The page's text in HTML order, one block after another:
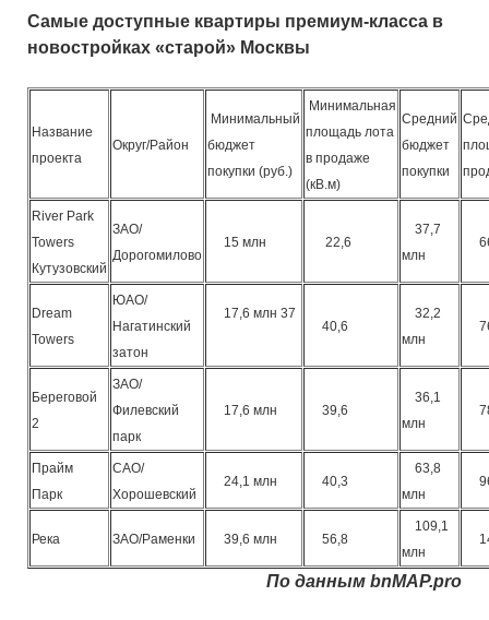
Самые доступные квартиры премиум-класса в
новостройках «старой» Москвы
Название
проекта
Округ/Район
Минимальный
бюджет
покупки (руб.)
Минимальная
площадь лота
в продаже
(кВ.м)
Средний
бюджет
покупки
River Park
Towers
Кутузовский
ЗАО/
Дорогомилово
15 млн 22,6
37,7
млн
Dream
Towers
ЮАО/
Нагатинский
затон
17,6 млн 37
40,6
32,2
млн
Береговой
2
ЗАО/
Филевский
парк
17,6 млн 39,6
36,1
млн
Прайм
Парк
САО/
Хорошевский
24,1 млн 40,3
63,8
млн
Река ЗАО/Раменки 39,6 млн 56,8
109,1
млн
По данным bnMAP.pro